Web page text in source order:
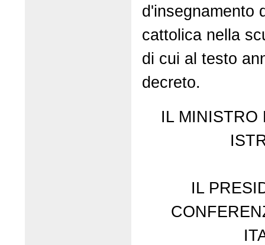
d'insegnamento
cattolica nella
di cui al testo
decreto.
IL MINISTRO
IL